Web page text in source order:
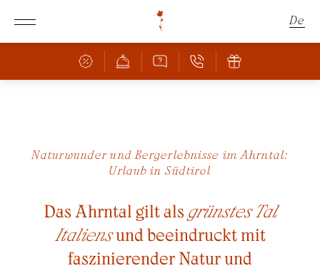
De
En
DAS SCHACHEN
HERRLICHE LAGE
Zimmer & Angebote
ZIMMER & PREISE
ANGEBOTE
INKLUSIVLEISTUNGEN
Kulinarik
BAR & RESTAURANT
Wellness
Naturwunder und Bergerlebnisse im Ahrntal:
Urlaub in Südtirol
Das Ahrntal gilt alsgrünstes Tal
Italiensund beeindruckt mit
faszinierender Natur und